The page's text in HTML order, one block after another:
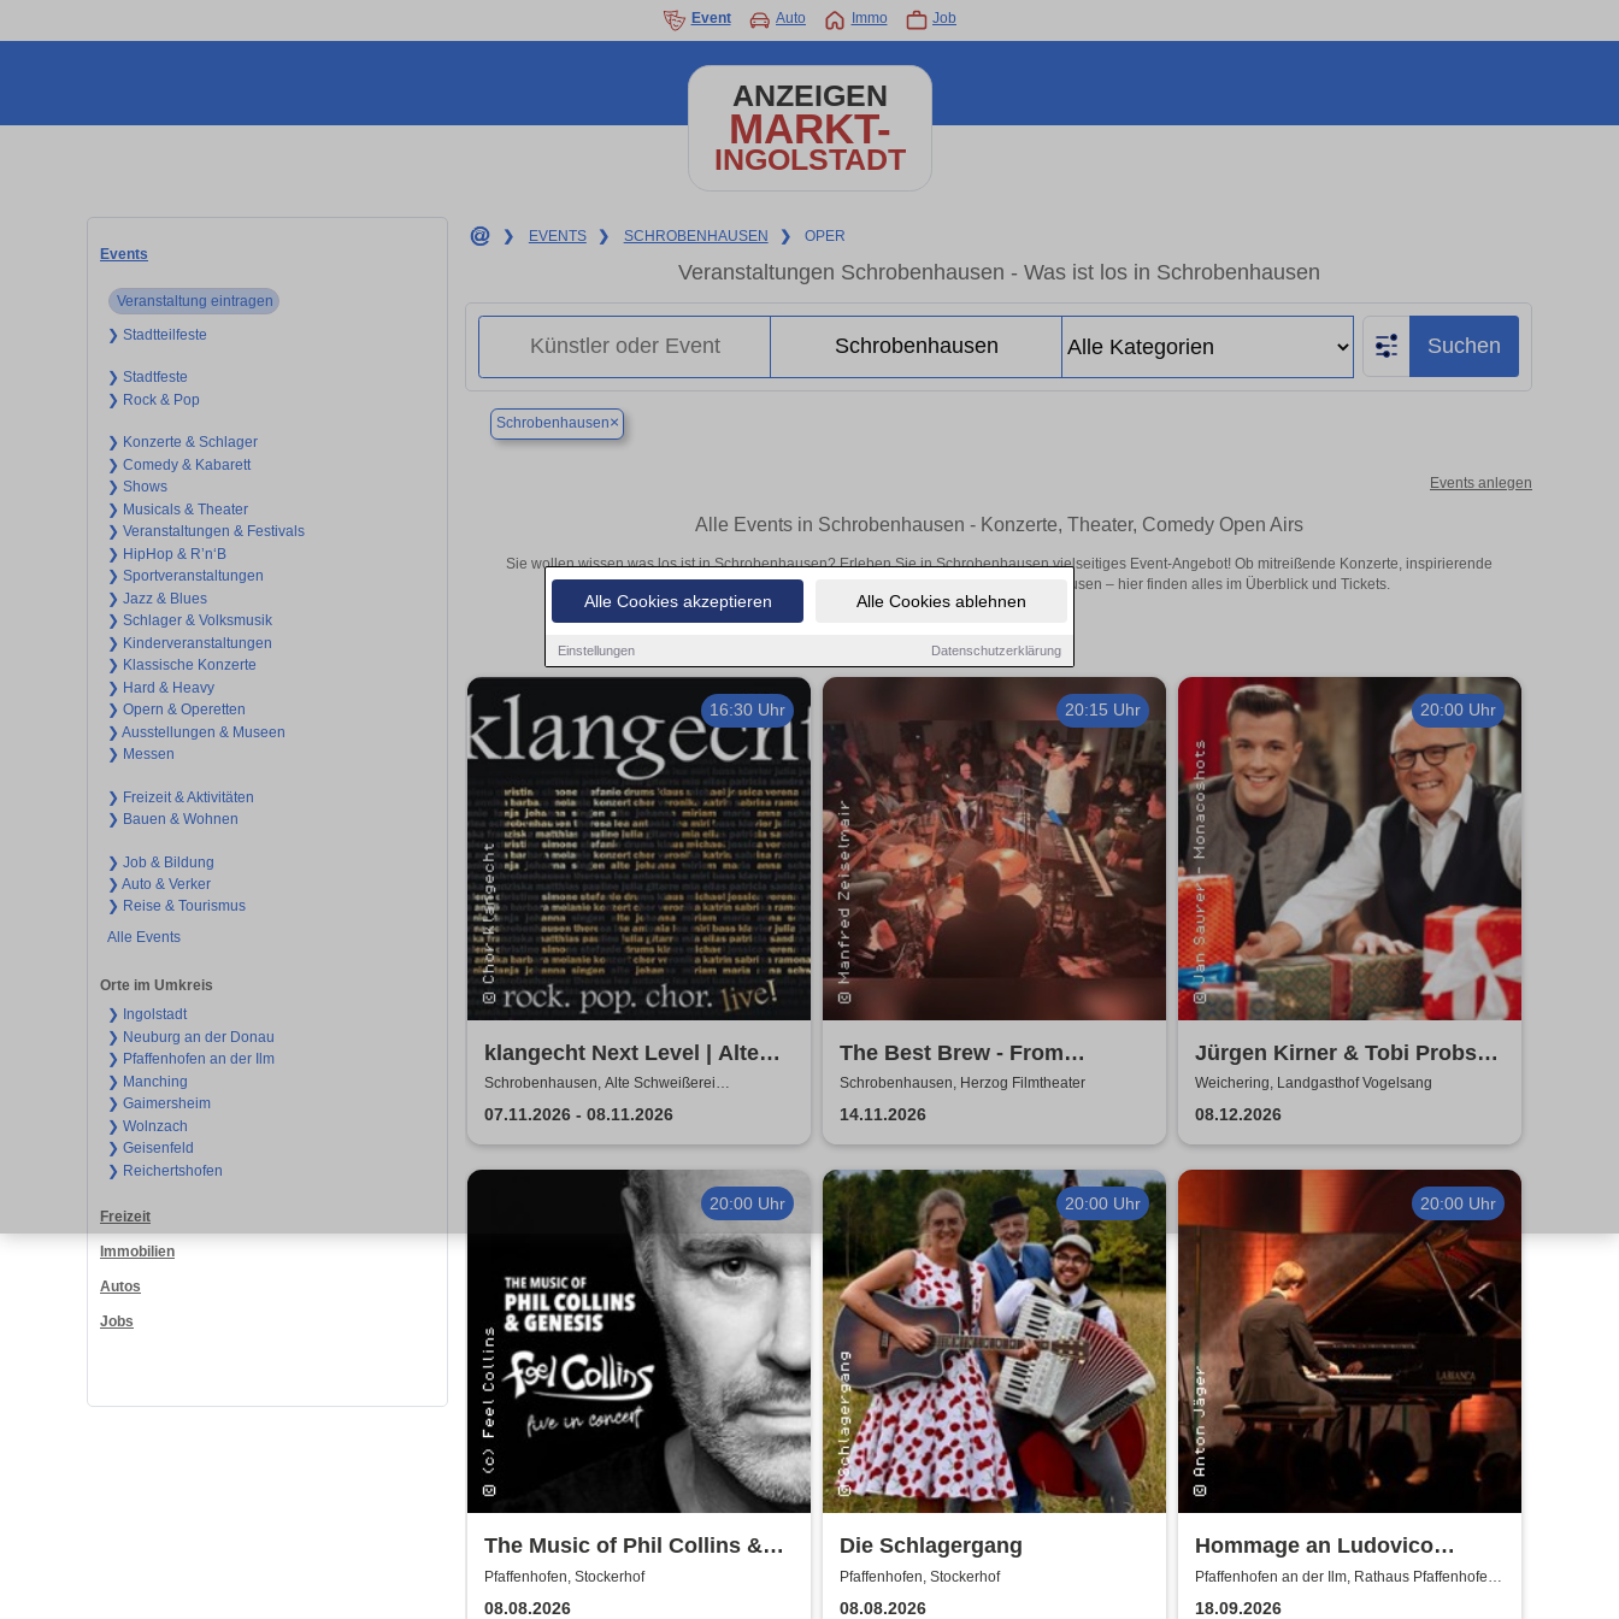
Alle Cookies akzeptieren Alle Cookies ablehnen
Einstellungen Datenschutzerklärung
Event Auto Immo Job
ANZEIGEN
MARKT-
INGOLSTADT
Events
Veranstaltung eintragen
❯ Stadtteilfeste
❯ Stadtfeste
❯ Rock & Pop
❯ Konzerte & Schlager
❯ Comedy & Kabarett
❯ Shows
❯ Musicals & Theater
❯ Veranstaltungen & Festivals
❯ HipHop & R’n‘B
❯ Sportveranstaltungen
❯ Jazz & Blues
❯ Schlager & Volksmusik
❯ Kinderveranstaltungen
❯ Klassische Konzerte
❯ Hard & Heavy
❯ Opern & Operetten
❯ Ausstellungen & Museen
❯ Messen
❯ Freizeit & Aktivitäten
❯ Bauen & Wohnen
❯ Job & Bildung
❯ Auto & Verker
❯ Reise & Tourismus
Alle Events
Orte im Umkreis
❯ Ingolstadt
❯ Neuburg an der Donau
❯ Pfaffenhofen an der Ilm
❯ Manching
❯ Gaimersheim
❯ Wolnzach
❯ Geisenfeld
❯ Reichertshofen
Freizeit
Immobilien
Autos
Jobs
❯ EVENTS ❯ SCHROBENHAUSEN ❯ OPER
Veranstaltungen Schrobenhausen - Was ist los in Schrobenhausen
Suchen
Schrobenhausen×
Events anlegen
Alle Events in Schrobenhausen - Konzerte, Theater, Comedy Open Airs
Sie wollen wissen was los ist in Schrobenhausen? Erleben Sie in Schrobenhausen vielseitiges Event-Angebot! Ob mitreißende Konzerte, inspirierende
Theateraufführungen oder aufregende Veranstaltungen in Schrobenhausen – hier finden alles im Überblick und Tickets.
16:30 Uhr
klangecht Next Level | Alte
Schweißerei
Schrobenhausen, Alte Schweißerei
Schrobenhausen
07.11.2026 - 08.11.2026
20:15 Uhr
The Best Brew - From
Montgomery to Atlantic City
Schrobenhausen, Herzog Filmtheater
14.11.2026
20:00 Uhr
Jürgen Kirner & Tobi Probst -
Wenn das Christkind 3x
klingelt!
Weichering, Landgasthof Vogelsang
08.12.2026
20:00 Uhr
The Music of Phil Collins &
Genesis - Feel Collins in
Concert
Pfaffenhofen, Stockerhof
08.08.2026
20:00 Uhr
Die Schlagergang
Pfaffenhofen, Stockerhof
08.08.2026
20:00 Uhr
Hommage an Ludovico
Einaudi - von Jonah Stabe
Pfaffenhofen an der Ilm, Rathaus Pfaffenhofen -
18.09.2026